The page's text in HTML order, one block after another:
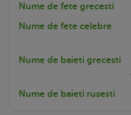
Nume de fete grecesti
Nume de fete celebre
Nume de baieti grecesti
Nume de baieti rusesti